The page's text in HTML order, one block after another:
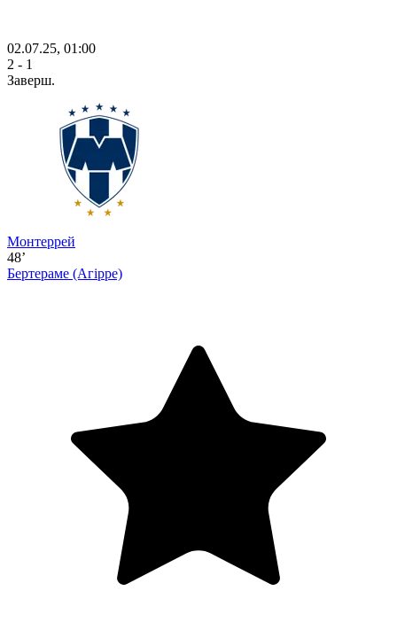
02.07.25, 01:00
2 - 1
Заверш.
Монтеррей
48’
Бертераме (Агірре)